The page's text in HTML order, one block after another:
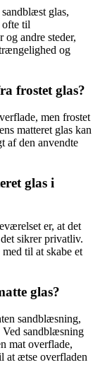
glas,
ofte til
og andre steder,
og
frostet glas?
men frostet
matteret glas kan
af den anvendte
glas i
er, at det
sikrer privatliv.
til at skabe et
glas?
sandblæsning,
sandblæsning
mat overflade,
at ætse overfladen